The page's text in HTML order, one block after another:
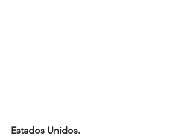
Estados Unidos.